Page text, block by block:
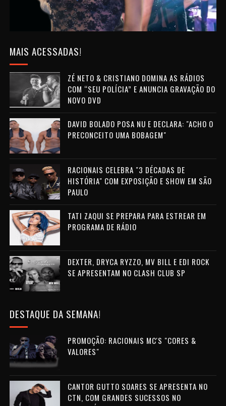
MAIS ACESSADAS!
ZÉ NETO & CRISTIANO DOMINA AS RÁDIOS
COM “SEU POLÍCIA” E ANUNCIA GRAVAÇÃO DO
NOVO DVD
DAVID BOLADO POSA NU E DECLARA: "ACHO O
PRECONCEITO UMA BOBAGEM"
RACIONAIS CELEBRA "3 DÉCADAS DE
HISTÓRIA" COM EXPOSIÇÃO E SHOW EM SÃO
PAULO
TATI ZAQUI SE PREPARA PARA ESTREAR EM
PROGRAMA DE RÁDIO
DEXTER, DRYCA RYZZO, MV BILL E EDI ROCK
SE APRESENTAM NO CLASH CLUB SP
DESTAQUE DA SEMANA!
PROMOÇÃO: RACIONAIS MC'S "CORES &
VALORES"
CANTOR GUTTO SOARES SE APRESENTA NO
CTN, COM GRANDES SUCESSOS NO